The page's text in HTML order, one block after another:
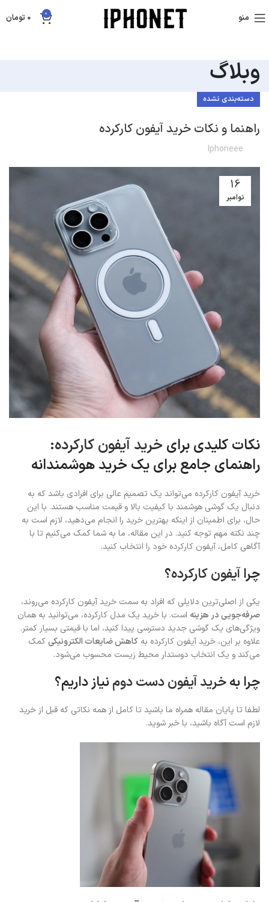
منو 0
0 تومان
وبلاگ
دسته‌بندی نشده
راهنما و نکات خرید آیفون کارکرده
Iphoneee
16
نوامبر
نکات کلیدی برای خرید آیفون کارکرده:
راهنمای جامع برای یک خرید هوشمندانه
خرید آیفون کارکرده می‌تواند یک تصمیم عالی برای افرادی باشد که به
دنبال یک گوشی هوشمند با کیفیت بالا و قیمت مناسب هستند. با این
حال، برای اطمینان از اینکه بهترین خرید را انجام می‌دهید، لازم است به
چند نکته مهم توجه کنید. در این مقاله، ما به شما کمک می‌کنیم تا با
آگاهی کامل، آیفون کارکرده خود را انتخاب کنید.
چراآیفون کارکرده؟
یکی از اصلی‌ترین دلایلی که افراد به سمت خرید آیفون کارکرده می‌روند،
صرفه‌جویی در هزینه است. با خرید یک مدل کارکرده، می‌توانید به همان
ویژگی‌های یک گوشی جدید دسترسی پیدا کنید، اما با قیمتی بسیار کمتر.
علاوه بر این، خرید آیفون کارکرده به کاهش ضایعات الکترونیکیکمک
می‌کند و یک انتخاب دوستدار محیط زیست محسوب می‌شود.
چرا بهخرید آیفون دست دومنیاز داریم؟
لطفا تا پایان مقاله همراه ما باشید تا کامل از همه نکاتی که قبل از خرید
لازم است آگاه باشید، با خبر شوید.